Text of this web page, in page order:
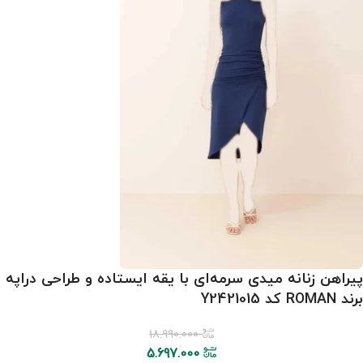
پیراهن زنانه میدی سرمه‌ای با یقه ایستاده و طراحی دراپه
برند ROMAN کد Y2421015
18.990.000
5.697.000